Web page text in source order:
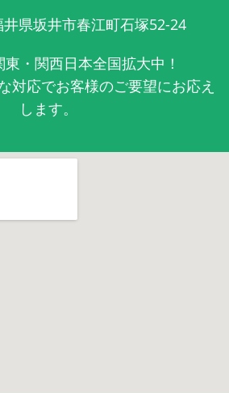
井県坂井市春江町石塚52-24
・関西日本全国拡大中！
対応でお客様のご要望にお応え
します。